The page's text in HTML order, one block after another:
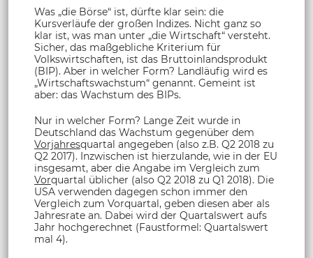
Was „die Börse“ ist, dürfte klar sein: die
Kursverläufe der großen Indizes. Nicht ganz so
klar ist, was man unter „die Wirtschaft“ versteht.
Sicher, das maßgebliche Kriterium für
Volkswirtschaften, ist das Bruttoinlandsprodukt
(BIP). Aber in welcher Form? Landläufig wird es
„Wirtschaftswachstum“ genannt. Gemeint ist
aber: das Wachstum des BIPs.
Nur in welcher Form? Lange Zeit wurde in
Deutschland das Wachstum gegenüber dem
Vorjahresquartal angegeben (also z.B. Q2 2018 zu
Q2 2017). Inzwischen ist hierzulande, wie in der EU
insgesamt, aber die Angabe im Vergleich zum
Vorquartal üblicher (also Q2 2018 zu Q1 2018). Die
USA verwenden dagegen schon immer den
Vergleich zum Vorquartal, geben diesen aber als
Jahresrate an. Dabei wird der Quartalswert aufs
Jahr hochgerechnet (Faustformel: Quartalswert
mal 4).